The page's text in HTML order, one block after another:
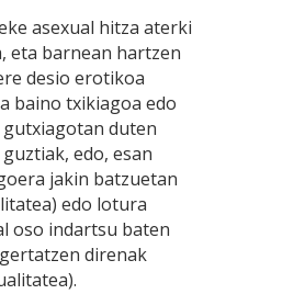
asexual hitza aterki
eta barnean hartzen
desio erotikoa
baino txikiagoa edo
duten
edo, esan
jakin batzuetan
edo lotura
oso indartsu baten
direnak